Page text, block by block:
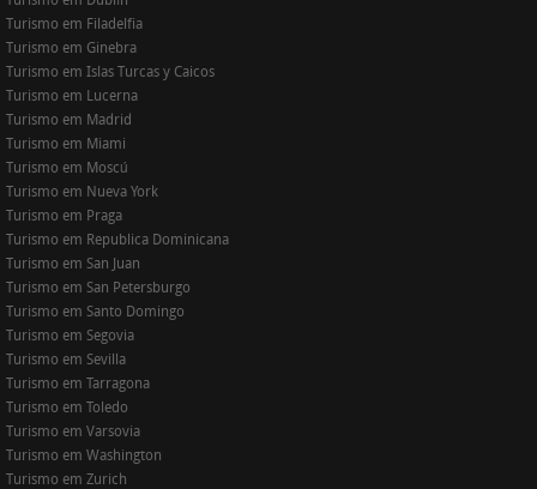
Turismo em Filadelfia
Turismo em Ginebra
Turismo em Islas Turcas y Caicos
Turismo em Lucerna
Turismo em Madrid
Turismo em Miami
Turismo em Moscú
Turismo em Nueva York
Turismo em Praga
Turismo em Republica Dominicana
Turismo em San Juan
Turismo em San Petersburgo
Turismo em Santo Domingo
Turismo em Segovia
Turismo em Sevilla
Turismo em Tarragona
Turismo em Toledo
Turismo em Varsovia
Turismo em Washington
Turismo em Zurich